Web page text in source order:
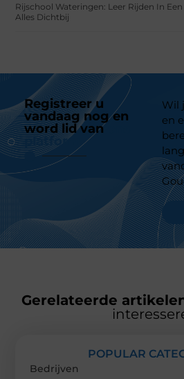
Rijschool Wateringen: Leer Rijden In
Alles Dichtbij
Registreer u
vandaag nog en
word lid van
platform
Wil
en
Gerelateerde
POPULAR
Bedrijven